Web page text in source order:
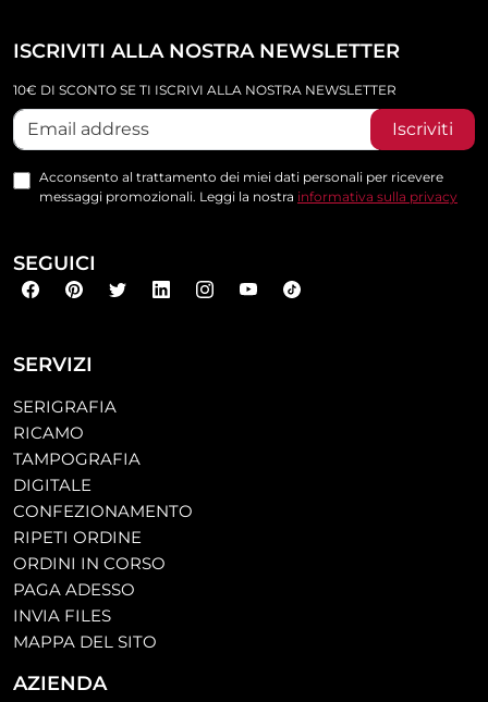
SERVIZI
SERIGRAFIA
RICAMO
TAMPOGRAFIA
DIGITALE
CONFEZIONAMENTO
RIPETI ORDINE
ORDINI IN CORSO
PAGA ADESSO
INVIA FILES
MAPPA DEL SITO
AZIENDA
ISCRIVITI ALLA NOSTRA NEWSLETTER
10€ DI SCONTO SE TI ISCRIVI ALLA NOSTRA NEWSLETTER
Iscriviti
Acconsento al trattamento dei miei dati personali per ricevere
messaggi promozionali. Leggi la nostra informativa sulla privacy
SEGUICI